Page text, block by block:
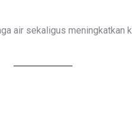
air sekaligus